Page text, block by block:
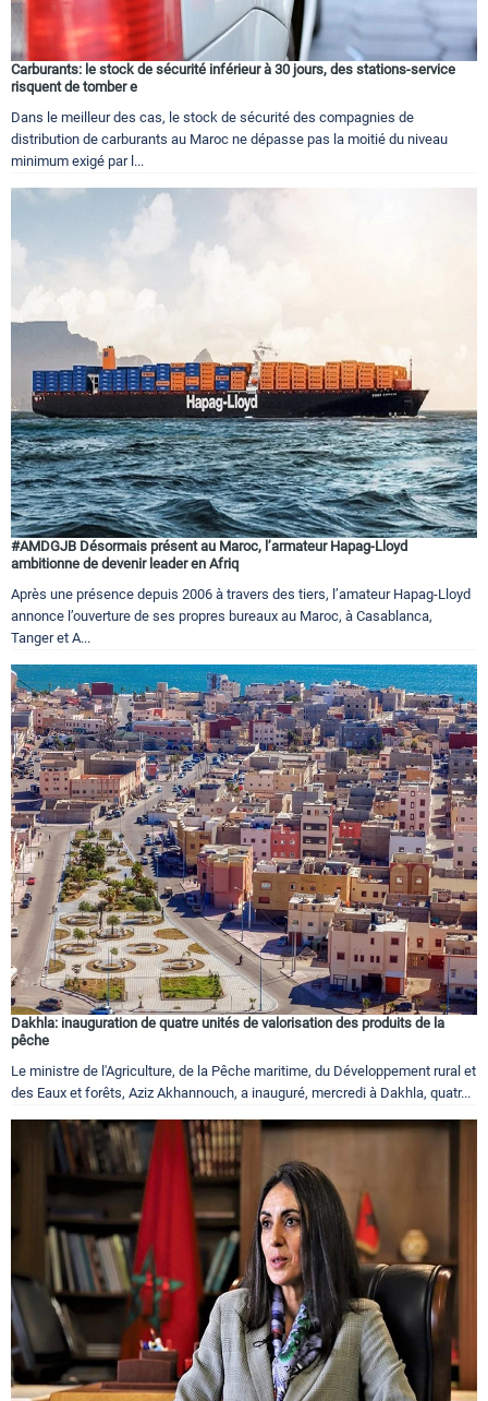
Carburants: le stock de sécurité inférieur à 30 jours, des stations-service
risquent de tomber e
Dans le meilleur des cas, le stock de sécurité des compagnies de
distribution de carburants au Maroc ne dépasse pas la moitié du niveau
minimum exigé par l...
#AMDGJB Désormais présent au Maroc, l’armateur Hapag-Lloyd
ambitionne de devenir leader en Afriq
Après une présence depuis 2006 à travers des tiers, l’amateur Hapag-Lloyd
annonce l’ouverture de ses propres bureaux au Maroc, à Casablanca,
Tanger et A...
Dakhla: inauguration de quatre unités de valorisation des produits de la
pêche
Le ministre de l'Agriculture, de la Pêche maritime, du Développement rural et
des Eaux et forêts, Aziz Akhannouch, a inauguré, mercredi à Dakhla, quatr...